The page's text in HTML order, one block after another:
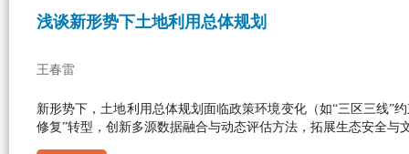
浅谈新形势下土地利用总体规划
王春雷
新形势下，土地利用总体规划面临政策环境变化（如“三区三线”
修复”转型，创新多源数据融合与动态评估方法，拓展生态安全